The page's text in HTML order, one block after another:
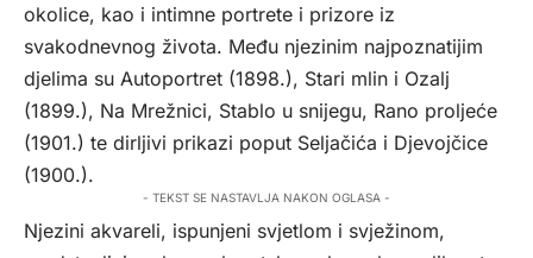
okolice, kao i intimne portrete i prizore iz
svakodnevnog života. Među njezinim najpoznatijim
djelima su Autoportret (1898.), Stari mlin i Ozalj
(1899.), Na Mrežnici, Stablo u snijegu, Rano proljeće
(1901.) te dirljivi prikazi poput Seljačića i Djevojčice
(1900.).
- TEKST SE NASTAVLJA NAKON OGLASA -
Njezini akvareli, ispunjeni svjetlom i svježinom,